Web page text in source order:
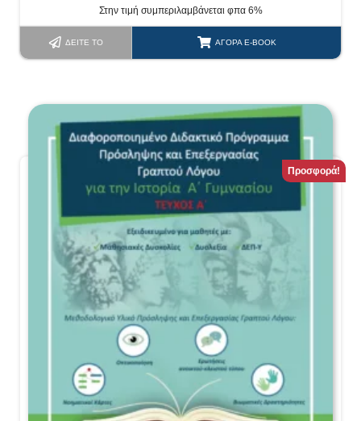
Στην τιμή συμπεριλαμβάνεται φπα 6%
ΔΕΊΤΕ ΤΟ ΑΓΟΡΆ E-BOOK
Προσφορά!